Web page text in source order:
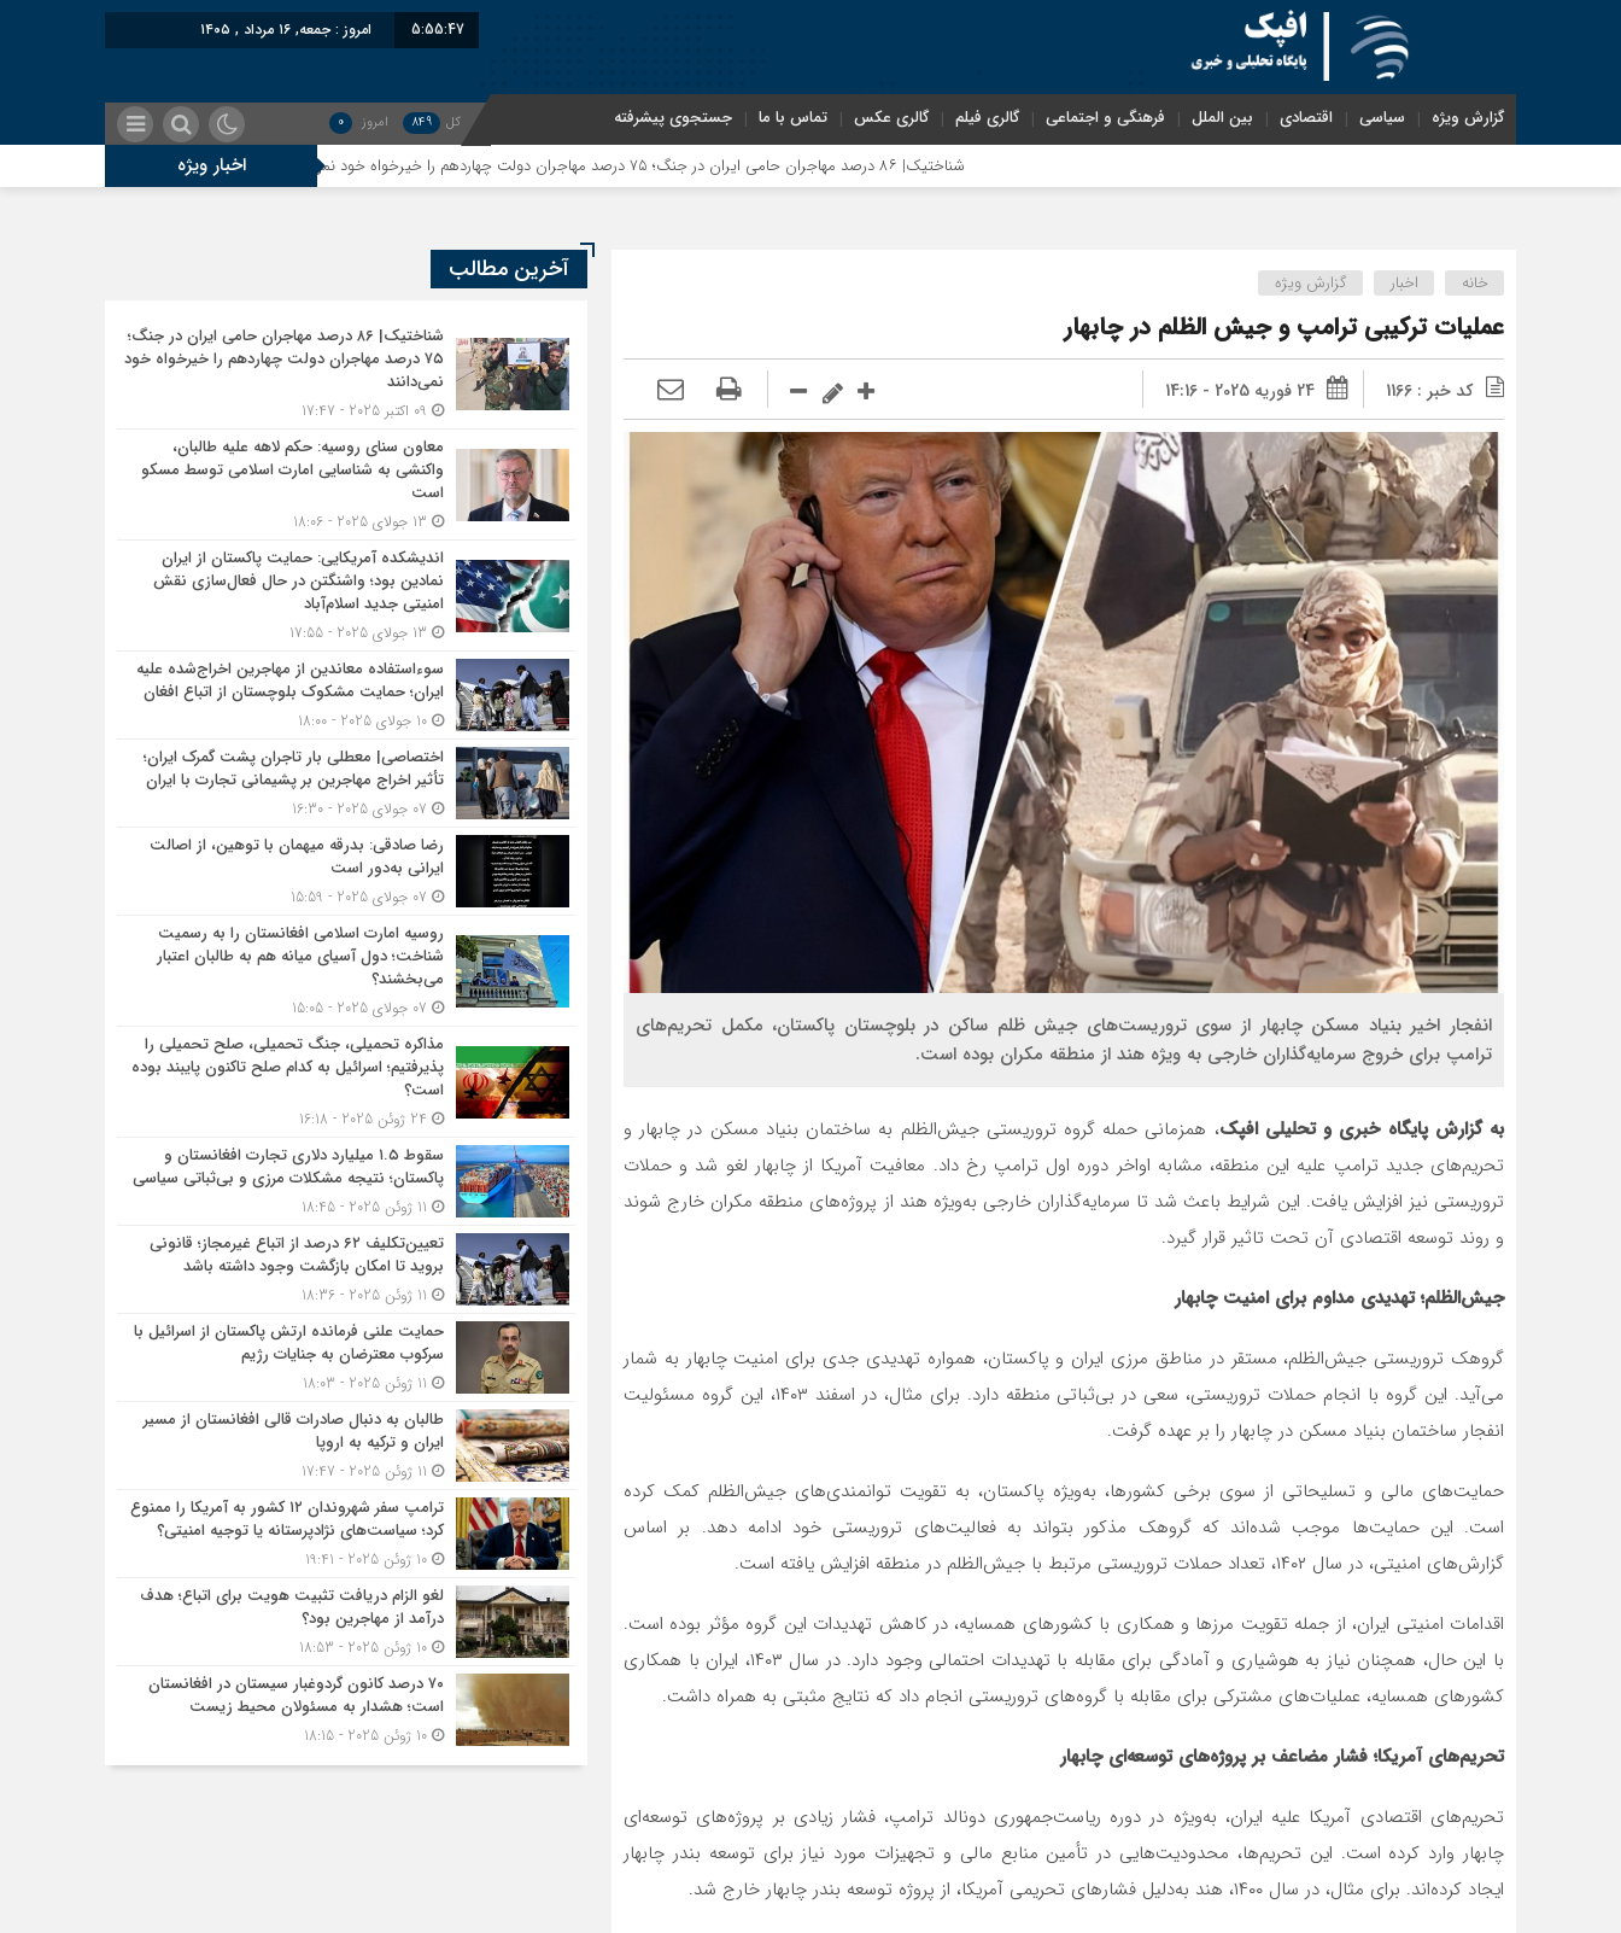
5:55:48 امروز : جمعه, ۱۶ مرداد , ۱۴۰۵
گزارش ویژه سیاسی اقتصادی بین الملل فرهنگی و اجتماعی گالری فیلم گالری عکس تماس با ما جستجوی پیشرفته کل 849 امروز 0
اخبار ویژه
معاون سنای روسیه: حکم لاهه علیه طالبان، واکنشی
خانه اخبار گزارش ویژه
عملیات ترکیبی ترامپ و جیش الظلم در چابهار
کد خبر : 1166 24 فوریه 2025 - 14:16
انفجار اخیر بنیاد مسکن چابهار از سوی تروریست‌های جیش ظلم ساکن در بلوچستان پاکستان، مکمل تحریم‌های
ترامپ برای خروج سرمایه‌گذاران خارجی به ویژه هند از منطقه مکران بوده است.
به گزارش پایگاه خبری و تحلیلی افپک، همزمانی حمله گروه تروریستی جیش‌الظلم به ساختمان بنیاد مسکن در چابهار و
تحریم‌های جدید ترامپ علیه این منطقه، مشابه اواخر دوره اول ترامپ رخ داد. معافیت آمریکا از چابهار لغو شد و حملات
تروریستی نیز افزایش یافت. این شرایط باعث شد تا سرمایه‌گذاران خارجی به‌ویژه هند از پروژه‌های منطقه مکران خارج شوند
و روند توسعه اقتصادی آن تحت تاثیر قرار گیرد.
جیش‌الظلم؛ تهدیدی مداوم برای امنیت چابهار
گروهک تروریستی جیش‌الظلم، مستقر در مناطق مرزی ایران و پاکستان، همواره تهدیدی جدی برای امنیت چابهار به شمار
می‌آید. این گروه با انجام حملات تروریستی، سعی در بی‌ثباتی منطقه دارد. برای مثال، در اسفند ۱۴۰۳، این گروه مسئولیت
انفجار ساختمان بنیاد مسکن در چابهار را بر عهده گرفت.
حمایت‌های مالی و تسلیحاتی از سوی برخی کشورها، به‌ویژه پاکستان، به تقویت توانمندی‌های جیش‌الظلم کمک کرده
است. این حمایت‌ها موجب شده‌اند که گروهک مذکور بتواند به فعالیت‌های تروریستی خود ادامه دهد. بر اساس
گزارش‌های امنیتی، در سال ۱۴۰۲، تعداد حملات تروریستی مرتبط با جیش‌الظلم در منطقه افزایش یافته است.
اقدامات امنیتی ایران، از جمله تقویت مرزها و همکاری با کشورهای همسایه، در کاهش تهدیدات این گروه مؤثر بوده است.
با این حال، همچنان نیاز به هوشیاری و آمادگی برای مقابله با تهدیدات احتمالی وجود دارد. در سال ۱۴۰۳، ایران با همکاری
کشورهای همسایه، عملیات‌های مشترکی برای مقابله با گروه‌های تروریستی انجام داد که نتایج مثبتی به همراه داشت.
تحریم‌های آمریکا؛ فشار مضاعف بر پروژه‌های توسعه‌ای چابهار
تحریم‌های اقتصادی آمریکا علیه ایران، به‌ویژه در دوره ریاست‌جمهوری دونالد ترامپ، فشار زیادی بر پروژه‌های توسعه‌ای
چابهار وارد کرده است. این تحریم‌ها، محدودیت‌هایی در تأمین منابع مالی و تجهیزات مورد نیاز برای توسعه بندر چابهار
ایجاد کرده‌اند. برای مثال، در سال ۱۴۰۰، هند به‌دلیل فشارهای تحریمی آمریکا، از پروژه توسعه بندر چابهار خارج شد.
آخرین مطالب
شناختیک| ۸۶ درصد مهاجران حامی ایران در جنگ؛
۷۵ درصد مهاجران دولت چهاردهم را خیرخواه خود
نمی‌دانند
معاون سنای روسیه: حکم لاهه علیه طالبان،
واکنشی به شناسایی امارت اسلامی توسط مسکو
است
اندیشکده آمریکایی: حمایت پاکستان از ایران
نمادین بود؛ واشنگتن در حال فعال‌سازی نقش
امنیتی جدید اسلام‌آباد
سوءاستفاده معاندین از مهاجرین اخراج‌شده علیه
ایران؛ حمایت مشکوک بلوچستان از اتباع افغان
10 جولای 2025 - 18:00
اختصاصی| معطلی بار تاجران پشت گمرک ایران؛
تأثیر اخراج مهاجرین بر پشیمانی تجارت با ایران
رضا صادقی: بدرقه میهمان با توهین، از اصالت
ایرانی به‌دور است
روسیه امارت اسلامی افغانستان را به رسمیت
شناخت؛ دول آسیای میانه هم به طالبان اعتبار
می‎‌بخشند؟
مذاکره تحمیلی، جنگ تحمیلی، صلح تحمیلی را
پذیرفتیم؛ اسرائیل به کدام صلح تاکنون پایبند بوده
است؟
سقوط ۱.۵ میلیارد دلاری تجارت افغانستان و
پاکستان؛ نتیجه مشکلات مرزی و بی‌ثباتی سیاسی
تعیین‌تکلیف ۶۲ درصد از اتباع غیرمجاز؛ قانونی
بروید تا امکان بازگشت وجود داشته باشد
حمایت علنی فرمانده ارتش پاکستان از اسرائیل با
سرکوب معترضان به جنایات رژیم
طالبان به دنبال صادرات قالی افغانستان از مسیر
ایران و ترکیه به اروپا
ترامپ سفر شهروندان ۱۲ کشور به آمریکا را ممنوع
کرد؛ سیاست‌های نژادپرستانه یا توجیه امنیتی؟
10 ژوئن 2025 - 19:41
لغو الزام دریافت تثبیت هویت برای اتباع؛ هدف
درآمد از مهاجرین بود؟
10 ژوئن 2025 - 18:53
۷۰ درصد کانون گردوغبار سیستان در افغانستان
است؛ هشدار به مسئولان محیط زیست
10 ژوئن 2025 - 18:15